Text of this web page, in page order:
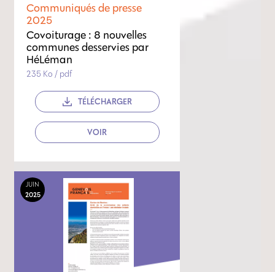
Communiqués de presse
2025
Covoiturage : 8 nouvelles
communes desservies par
HéLéman
235 Ko / pdf
TÉLÉCHARGER
VOIR
JUIN
2025